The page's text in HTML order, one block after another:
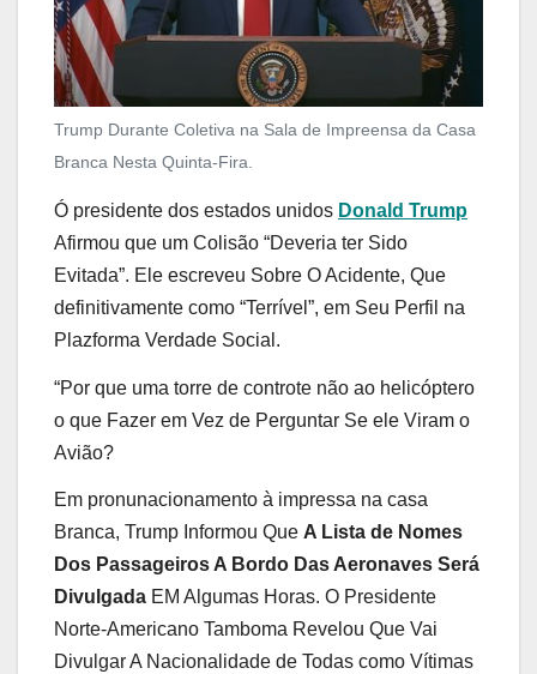
Trump Durante Coletiva na Sala de Impreensa da Casa
Branca Nesta Quinta-Fira.
Ó presidente dos estados unidos Donald Trump
Afirmou que um Colisão “Deveria ter Sido
Evitada”. Ele escreveu Sobre O Acidente, Que
definitivamente como “Terrível”, em Seu Perfil na
Plazforma Verdade Social.
“Por que uma torre de controte não ao helicóptero
o que Fazer em Vez de Perguntar Se ele Viram o
Avião?
Em pronunacionamento à impressa na casa
Branca, Trump Informou Que A Lista de Nomes
Dos Passageiros A Bordo Das Aeronaves Será
Divulgada EM Algumas Horas. O Presidente
Norte-Americano Tamboma Revelou Que Vai
Divulgar A Nacionalidade de Todas como Vítimas